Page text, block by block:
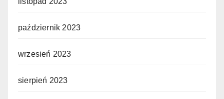
październik 2023
wrzesień 2023
sierpień 2023